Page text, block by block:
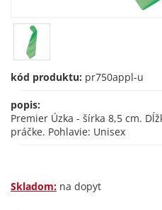
kód produktu: pr750appl-u
popis:
Premier Úzka - šírka 8,5 cm.
práčke. Pohlavie: Unisex
Skladom: na dopyt